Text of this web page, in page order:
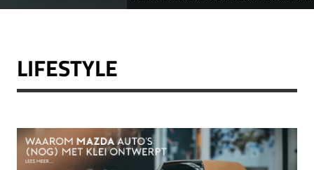
LIFESTYLE